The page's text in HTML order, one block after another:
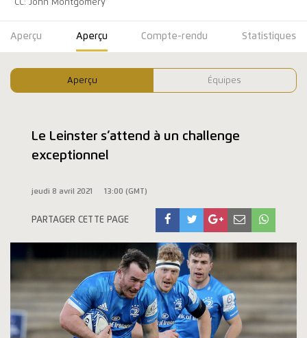
CC: John Montgomery
Aperçu Aperçu Compte-rendu Statistiques
Aperçu Équipes
Le Leinster s’attend à un challenge
exceptionnel
jeudi 8 avril 2021 13:00 (GMT)
PARTAGER CETTE PAGE